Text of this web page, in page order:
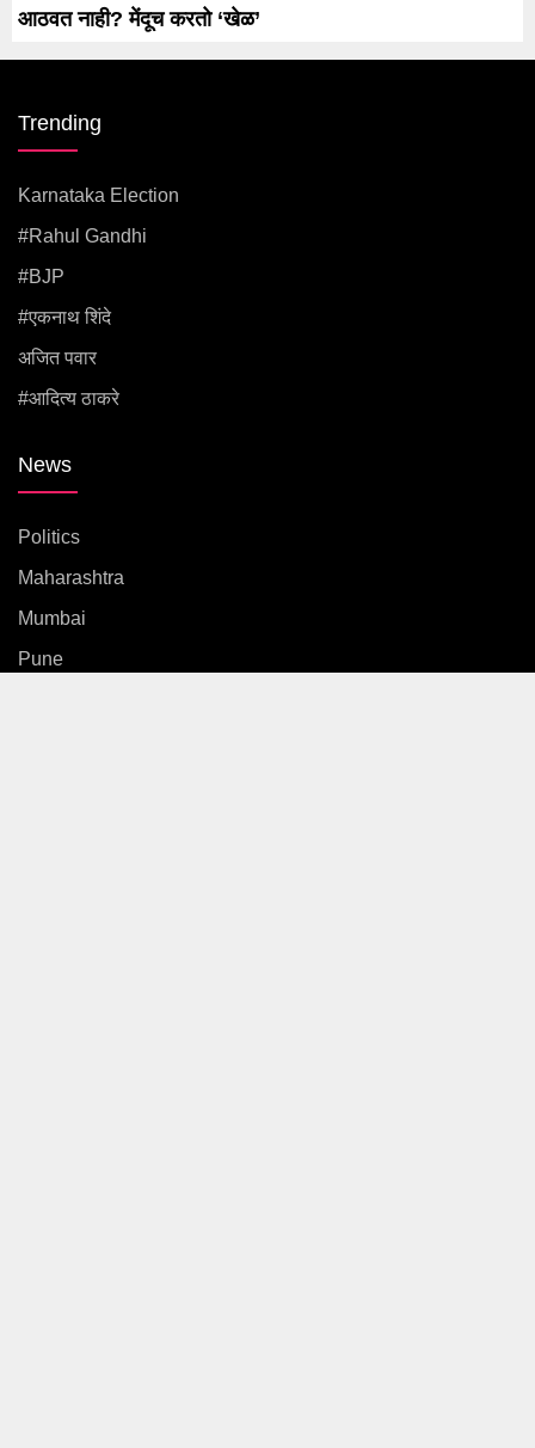
आठवत नाही? मेंदूच करतो ‘खेळ’
Trending
Karnataka Election
#rahul Gandhi
#BJP
#एकनाथ शिंदे
अजित पवार
#आदित्य ठाकरे
News
Politics
Maharashtra
Mumbai
Pune